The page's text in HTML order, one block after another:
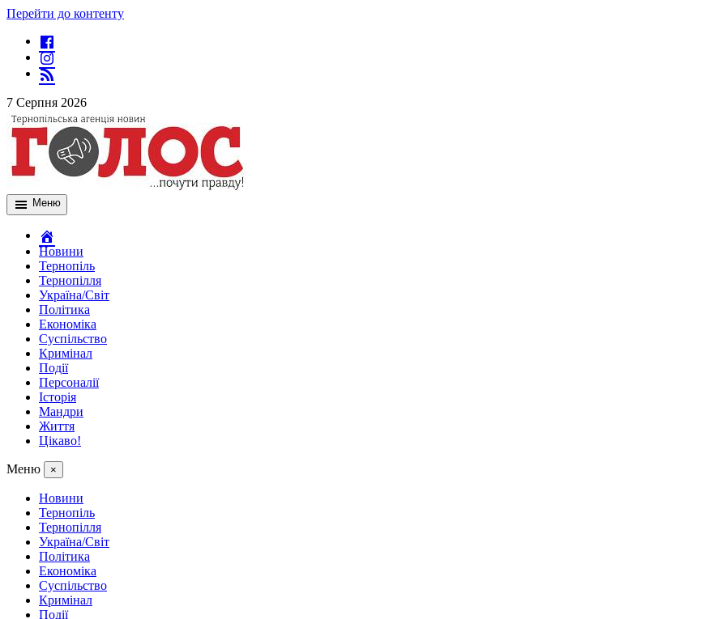
Перейти до контенту
7 Серпня 2026
Меню
Новини
Тернопіль
Тернопілля
Україна/Світ
Політика
Економіка
Суспільство
Кримінал
Події
Персоналії
Історія
Мандри
Життя
Цікаво!
Меню ×
Новини
Тернопіль
Тернопілля
Україна/Світ
Політика
Економіка
Суспільство
Кримінал
Події